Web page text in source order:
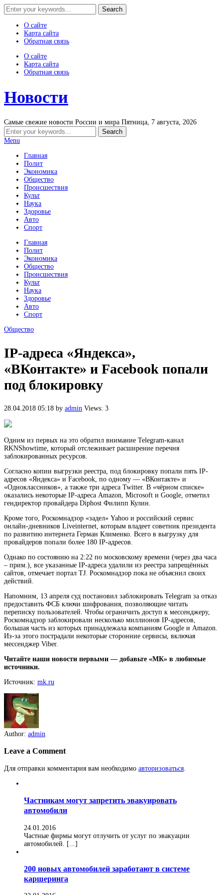
О сайте
Карта сайта
Обратная связь
О сайте
Карта сайта
Обратная связь
Новости
Самые свежие новости России и мира Пятница, 7 августа, 2026
Menu
Главная
Полит
Экономика
Общество
Происшествия
Культ
Наука
Здоровье
Авто
Спорт
Главная
Полит
Экономика
Общество
Происшествия
Культ
Наука
Здоровье
Авто
Спорт
Общество
IP-адреса «Яндекса»,
«ВКонтакте» и Facebook попали
под блокировку
28.04.2018 05:18 by admin Views: 3
Одним из первых на это обратил внимание Telegram-канал
RKNShowtime, который отслеживает расширение перечня
заблокированных ресурсов.
Согласно копии выгрузки реестра, под блокировку попали пять IP-
адресов «Яндекса» и Facebook, по одному — «ВКонтакте» и
«Одноклассников», а также три адреса Twitter. В «чёрном списке»
оказались некоторые IP-адреса Amazon, Microsoft и Google, отметил
гендиректор провайдера Diphost Филипп Кулин.
Кроме того, Роскомнадзор «задел» Yahoo и российский сервис
онлайн-дневников Liveinternet, которым владеет советник президента
по развитию интернета Герман Клименко. Всего в выгрузку для
провайдеров попали более 180 IP-адресов.
Однако по состоянию на 2:22 по московскому времени (через два часа
– прим.), все указанные IP-адреса удалили из реестра запрещённых
сайтов, отмечает портал TJ. Роскомнадзор пока не объяснил своих
действий.
Напомним, 13 апреля суд постановил заблокировать Telegram за отказ
предоставить ФСБ ключи шифрования, позволяющие читать
переписку пользователей. Чтобы ограничить доступ к мессенджеру,
Роскомнадзор заблокировали несколько миллионов IP-адресов,
большая часть из которых принадлежала компаниям Google и Amazon.
Из-за этого пострадали некоторые сторонние сервисы, включая
мессенджер Viber.
Читайте наши новости первыми — добавьте «МК» в любимые
источники.
Источник: mk.ru
Author: admin
Leave a Comment
Для отправки комментария вам необходимо авторизоваться
Частникам могут запретить эвакуировать
автомобили
24.01.2016
Частные фирмы могут отлучить от услуг по эвакуации
автомобилей. [...]
200 новых автомобилей заработают в системе
каршеринга